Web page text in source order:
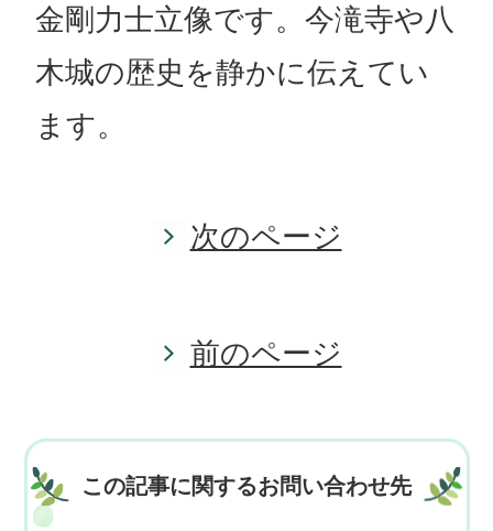
金剛力士立像です。今滝寺や八
木城の歴史を静かに伝えてい
ます。
次のページ
前のページ
この記事に関するお問い合わせ先